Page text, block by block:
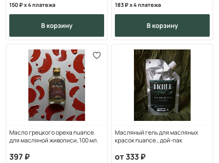
150
x 4 платежа
в корзину
183
x 4 платежа
в корзину
Масло грецкого ореха nuance.
для масляной живописи, 100 мл.
397
Масляный гель для масляных
красок nuance., дой-пак
от 333